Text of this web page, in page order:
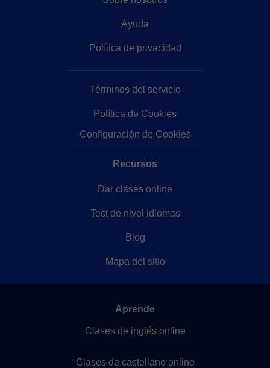
Ayuda
Política de privacidad
Términos del servicio
Política de Cookies
Configuración de Cookies
Recursos
Dar clases online
Test de nivel idiomas
Blog
Mapa del sitio
Aprende
Clases de inglés online
Clases de castellano online